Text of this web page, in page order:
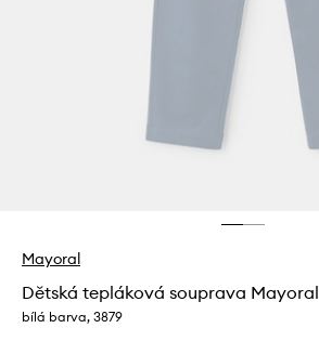
Mayoral
Dětská tepláková souprava Mayoral
bílá barva, 3879